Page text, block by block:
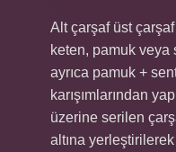
Alt çarşaf üst
keten, pamuk veya
ayrıca pamuk +
karışımlarından
üzerine serilen
altına